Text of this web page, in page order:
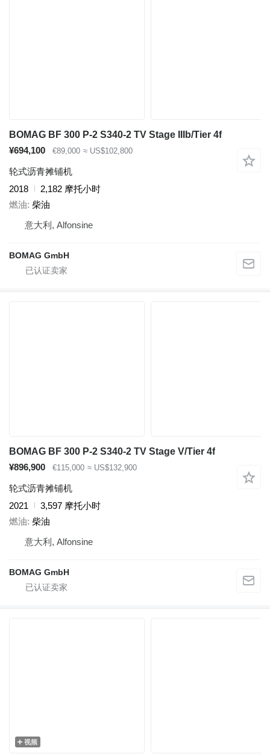
BOMAG BF 300 P-2 S340-2 TV Stage IIIb/Tier 4f
¥694,100
€89,000 ≈ US$102,800
轮式沥青摊铺机
2018
2,182 摩托小时
燃油 柴油
意大利, Alfonsine
BOMAG GmbH
BOMAG BF 300 P-2 S340-2 TV Stage V/Tier 4f
¥896,900
€115,000 ≈ US$132,900
轮式沥青摊铺机
2021
3,597 摩托小时
燃油 柴油
意大利, Alfonsine
BOMAG GmbH
视频